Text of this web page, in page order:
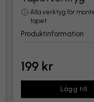
Alla verktyg för
tapet
Produktinformation
199 kr
Lägg till